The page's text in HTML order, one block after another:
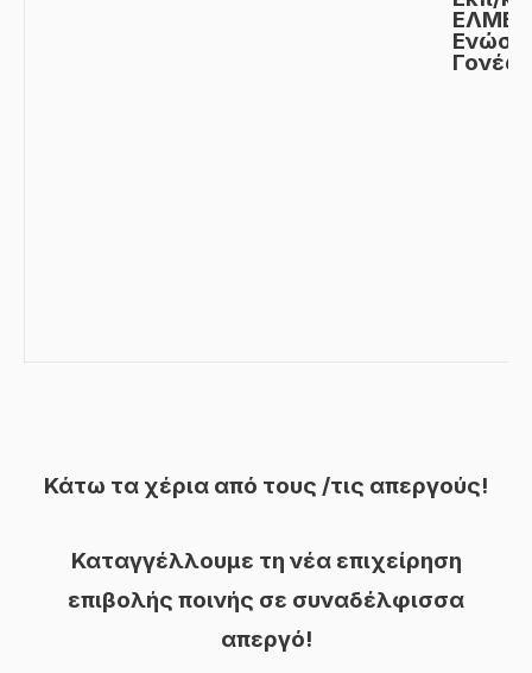
ΕΛΜΕ,
Κάτω τα χέρια από τους /τις απεργούς!
Καταγγέλλουμε τη νέα επιχείρηση
επιβολής ποινής σε συναδέλφισσα
απεργό!